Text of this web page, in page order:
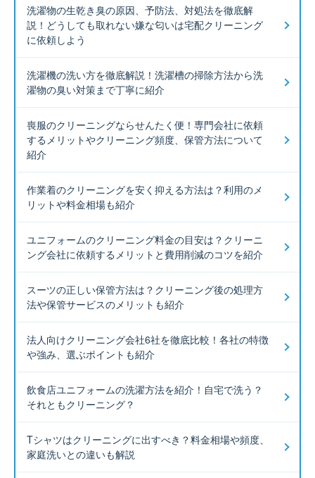
洗濯物の生乾き臭の原因、予防法、対処法を徹底解
説！どうしても取れない嫌な匂いは宅配クリーニング
に依頼しよう
洗濯機の洗い方を徹底解説！洗濯槽の掃除方法から洗
濯物の臭い対策まで丁寧に紹介
喪服のクリーニングならせんたく便！専門会社に依頼
するメリットやクリーニング頻度、保管方法について
紹介
作業着のクリーニングを安く抑える方法は？利用のメ
リットや料金相場も紹介
ユニフォームのクリーニング料金の目安は？クリーニ
ング会社に依頼するメリットと費用削減のコツを紹介
スーツの正しい保管方法は？クリーニング後の処理方
法や保管サービスのメリットも紹介
法人向けクリーニング会社6社を徹底比較！各社の特徴
や強み、選ぶポイントも紹介
飲食店ユニフォームの洗濯方法を紹介！自宅で洗う？
それともクリーニング？
Tシャツはクリーニングに出すべき？料金相場や頻度、
家庭洗いとの違いも解説